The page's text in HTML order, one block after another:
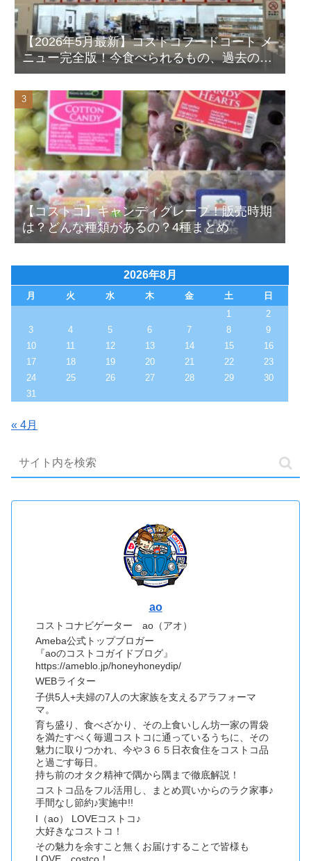
【2026年5月最新】コストコフードコート メ
ニュー完全版！今食べられるもの、過去の人
気メニューも写真付きで徹底解説！
【コストコ】キャンディグレープ！販売時期
は？どんな種類があるの？4種まとめ
2026年8月
月 火 水 木 金 土
日
1
2
3
4 5 6 7 8
9
10
11 12 13 14 15
16
17
18 19 20 21 22
23
24
25 26 27 28 29
30
31
« 4月
ao
コストコナビゲーター ao（アオ）
Ameba公式トップブロガー
『aoのコストコガイドブログ』
https://ameblo.jp/honeyhoneydip/
WEBライター
子供5人+夫婦の7人の大家族を支えるアラフォーマ
マ。
育ち盛り、食べざかり、その上食いしん坊一家の胃袋
を満たすべく毎週コストコに通っているうちに、その
魅力に取りつかれ、今や３６５日衣食住をコストコ品
と過ごす毎日。
持ち前のオタク精神で隅から隅まで徹底解説！
コストコ品をフル活用し、まとめ買いからのラク家事♪
手間なし節約♪実施中!!
I（ao） LOVEコストコ♪
大好きなコストコ！
その魅力を余すこと無くお届けすることで皆様も